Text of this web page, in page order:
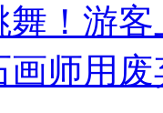
！游客
师用